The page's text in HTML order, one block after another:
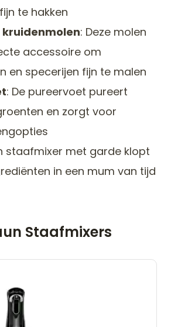
te hakken
: Deze molen
accessoire om
en specerijen fijn te malen
: De pureervoet pureert
en zorgt voor
staafmixer met garde klopt
in een mum van tijd
Staafmixers